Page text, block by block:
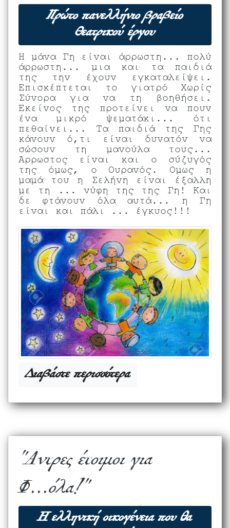
Πρώτο πανελλήνιο βραβείο
Θεατρικού έργου
Η μάνα Γη είναι άρρωστη... πολύ
άρρωστη... μια και τα παιδιά
της την έχουν εγκαταλείψει.
Επισκέπτεται το γιατρό Χωρίς
Σύνορα για να τη βοηθήσει.
Εκείνος της προτείνει να πουν
ένα μικρό ψεματάκι... ότι
πεθαίνει... Τα παιδιά της Γης
κάνουν ό,τι είναι δυνατόν να
σώσουν τη μανούλα τους...
Αρρωστος είναι και ο σύζυγός
της όμως, ο Ουρανός. Ομως η
μαμά του η Σελήνη είναι έξαλλη
με τη ... νύφη της της Γη! Και
δε φτάνουν όλα αυτά... η Γη
είναι και πάλι ... έγκυος!!!
Διαβάστε περισσότερα
"Αντρες έτοιμοι για
Φ...όλα!"
Η ελληνική οικογένεια που θα